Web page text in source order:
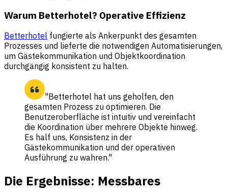
Warum Betterhotel? Operative Effizienz
Betterhotel fungierte als Ankerpunkt des gesamten
Prozesses und lieferte die notwendigen Automatisierungen,
um Gästekommunikation und Objektkoordination
durchgängig konsistent zu halten.
"Betterhotel hat uns geholfen, den
gesamten Prozess zu optimieren. Die
Benutzeroberfläche ist intuitiv und vereinfacht
die Koordination über mehrere Objekte hinweg.
Es half uns, Konsistenz in der
Gästekommunikation und der operativen
Ausführung zu wahren."
Die Ergebnisse: Messbares